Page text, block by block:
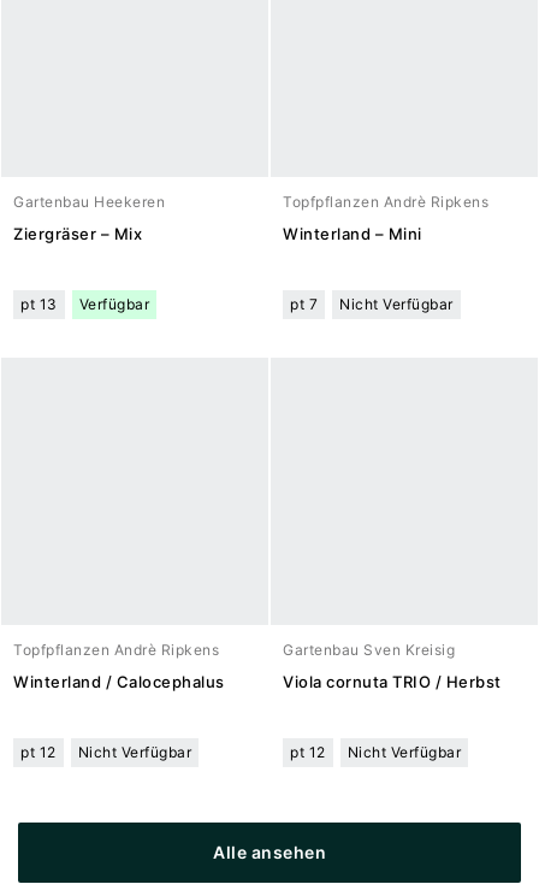
Gartenbau Heekeren
Ziergräser – Mix
pt 13 Verfügbar
Topfpflanzen Andrè Ripkens
Winterland – Mini
pt 7 Nicht Verfügbar
Topfpflanzen Andrè Ripkens
Winterland / Calocephalus
pt 12 Nicht Verfügbar
Gartenbau Sven Kreisig
Viola cornuta TRIO / Herbst
pt 12 Nicht Verfügbar
Alle ansehen